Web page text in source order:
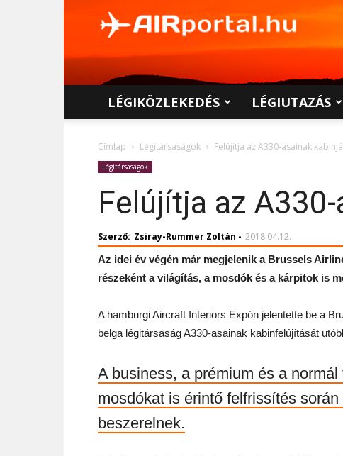
LÉGIKÖZLEKEDÉS LÉGIUTAZÁS
Címlap Légitársaságok Felújítja az A330-asainak
Légitársaságok
Felújítja az
Szerző: Zsiray-Rummer Zoltán - 2018.04.12.
Az idei év végén már megjelenik a Brussels
részeként a világítás, a mosdók és a kárpitok is
A hamburgi Aircraft Interiors Expón jelentette be a
belga légitársaság A330-asainak kabinfelújítását
A business, a prémium és a
mosdókat is érintő felfrissítés
beszerelnek.